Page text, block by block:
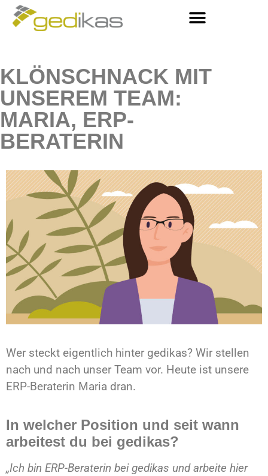
KLÖNSCHNACK MIT
UNSEREM TEAM:
MARIA, ERP-
BERATERIN
Wer steckt eigentlich hinter gedikas? Wir stellen
nach und nach unser Team vor. Heute ist unsere
ERP-Beraterin Maria dran.
In welcher Position und seit wann
arbeitest du bei gedikas?
„Ich bin ERP-Beraterin bei gedikas und arbeite hier